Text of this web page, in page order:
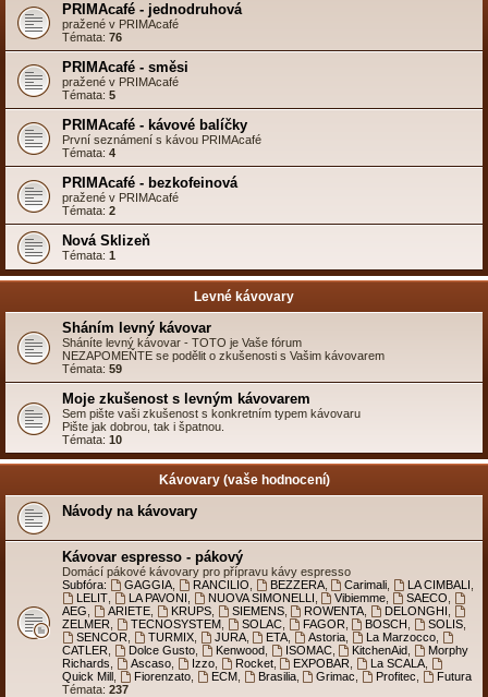
PRIMAcafé - jednodruhová
pražené v PRIMAcafé
Témata: 76
PRIMAcafé - směsi
pražené v PRIMAcafé
Témata: 5
PRIMAcafé - kávové balíčky
První seznámení s kávou PRIMAcafé
Témata: 4
PRIMAcafé - bezkofeinová
pražené v PRIMAcafé
Témata: 2
Nová Sklizeň
Témata: 1
Levné kávovary
Sháním levný kávovar
Sháníte levný kávovar - TOTO je Vaše fórum
NEZAPOMEŇTE se podělit o zkušenosti s Vašim kávovarem
Témata: 59
Moje zkušenost s levným kávovarem
Sem pište vaši zkušenost s konkretním typem kávovaru
Pište jak dobrou, tak i špatnou.
Témata: 10
Kávovary (vaše hodnocení)
Návody na kávovary
Kávovar espresso - pákový
Domácí pákové kávovary pro přípravu kávy espresso
Subfóra:
GAGGIA, RANCILIO BEZZERA, Carimali LA CIMBALI
LELIT, LA PAVONI NUOVA SIMONELLI Vibiemme SAECO
AEG
ARIETE, KRUPS, SIEMENS, ROWENTA DELONGHI
ZELMER
TECNOSYSTEM, SOLAC, FAGOR BOSCH SOLIS
SENCOR
TURMIX, JURA, ETA Astoria La Marzocco
CATLER
Dolce Gusto, Kenwood, ISOMAC, KitchenAid
Morphy
Richards
Ascaso, Izzo, Rocket, EXPOBAR La SCALA
Quick Mill
Fiorenzato, ECM, Brasilia, Grimac Profitec
Futura
Témata: 237